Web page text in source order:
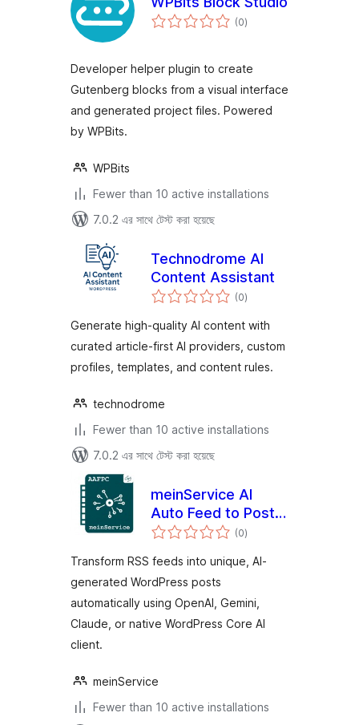
(0total
ratings
)
Developer helper plugin to create
Gutenberg blocks from a visual interface
and generated project files. Powered
by WPBits.
WPBits
Fewer than 10 active installations
7.0.2 এর সাথে টেস্ট করা হয়েছে
Technodrome AI
Content Assistant
(0total
ratings
)
Generate high-quality AI content with
curated article-first AI providers, custom
profiles, templates, and content rules.
technodrome
Fewer than 10 active installations
7.0.2 এর সাথে টেস্ট করা হয়েছে
meinService AI
Auto Feed to Post
Creator
(0total
ratings
)
Transform RSS feeds into unique, AI-
generated WordPress posts
automatically using OpenAI, Gemini,
Claude, or native WordPress Core AI
client.
meinService
Fewer than 10 active installations